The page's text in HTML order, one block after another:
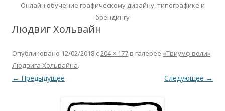
Онлайн обучение графическому дизайну, типографике и
брендингу
Людвиг Хольвайн
Опубликовано 12/02/2018 с204 × 177 в галерее «Триумф воли»
Людвига Хольвайна.
← Предыдущее Следующее →